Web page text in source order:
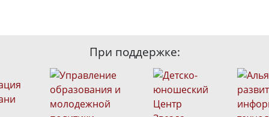
При поддержке: